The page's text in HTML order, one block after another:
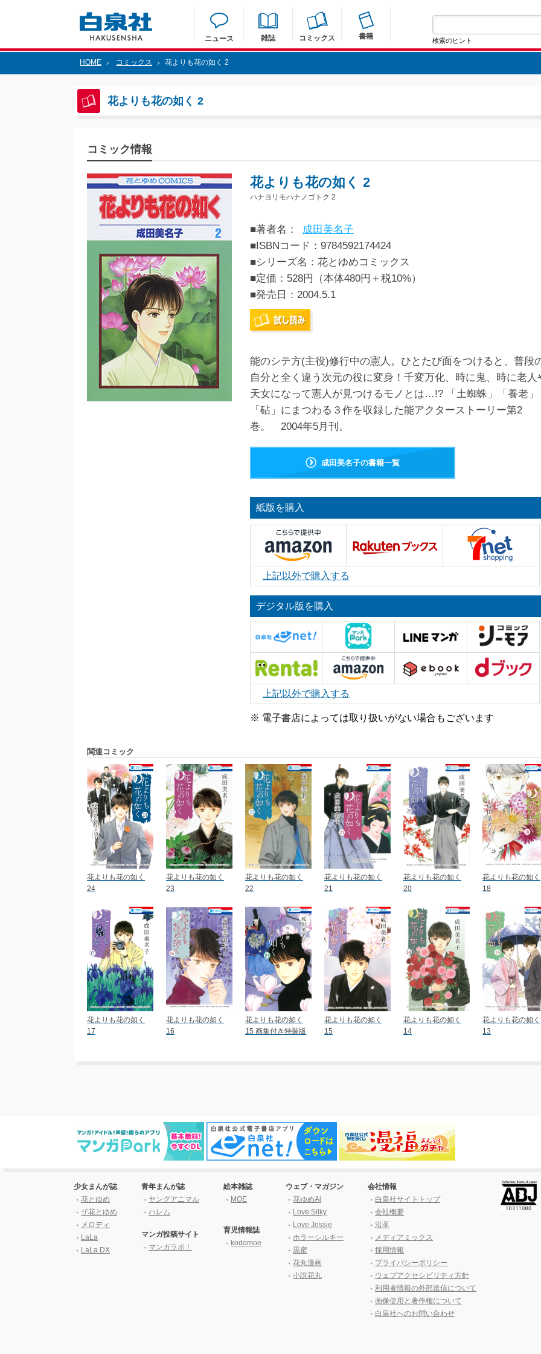
ニュース 雑誌 コミックス 書籍 検索のヒント
HOME > コミックス > 花よりも花の如く 2
花よりも花の如く 2
コミック情報
花よりも花の如く 2
ハナヨリモハナノゴトク 2
■著者名：
成田美名子
■ISBNコード：9784592174424
■シリーズ名：花とゆめコミックス
■定価：528円（本体480円＋税10%）
■発売日： 2004.5.1
能のシテ方(主役)修行中の憲人。ひとたび面をつけると、普段
自分と全く違う次元の役に変身！千変万化、時に鬼、時に老人
天女になって憲人が見つけるモノとは…!? 「土蜘蛛」「養老」
「砧」にまつわる３作を収録した能アクターストーリー第2
巻。 2004年5月刊。
成田美名子の書籍一覧
紙版を購入
上記以外で購入する
デジタル版を購入
上記以外で購入する
※ 電子書店によっては取り扱いがない場合もございます
関連コミック
花よりも花の如く
24
花よりも花の如く
23
花よりも花の如く
22
花よりも花の如く
21
花よりも花の如く
20
花よりも花の如く
18
花よりも花の如く
17
花よりも花の如く
16
花よりも花の如く
15 画集付き特装版
花よりも花の如く
15
花よりも花の如く
14
花よりも花の如く
13
少女まんが誌
花とゆめ
ザ花とゆめ
メロディ
LaLa
LaLa DX
青年まんが誌
ヤングアニマル
ハレム
マンガ投稿サイト
マンガラボ！
絵本雑誌
MOE
育児情報誌
kodomoe
ウェブ・マガジン
花ゆめAi
Love Silky
Love Jossie
ホラーシルキー
黒蜜
花丸漫画
小説花丸
会社情報
白泉社サイトトップ
会社概要
沿革
メディアミックス
採用情報
プライバシーポリシー
ウェブアクセシビリティ方針
利用者情報の外部送信について
画像使用と著作権について
白泉社へのお問い合わせ